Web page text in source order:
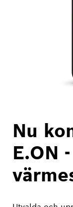
Nu
E.ON